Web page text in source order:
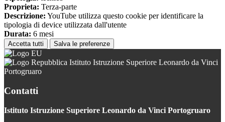
Proprieta: Terza-parte
Descrizione: YouTube utilizza questo cookie per identificare la
tipologia di device utilizzata dall'utente
Durata: 6 mesi
Accetta tutti Salva le preferenze
Istituto Istruzione Superiore Leonardo da Vinci
Portogruaro
Contatti
Istituto Istruzione Superiore Leonardo da Vinci Portogruaro